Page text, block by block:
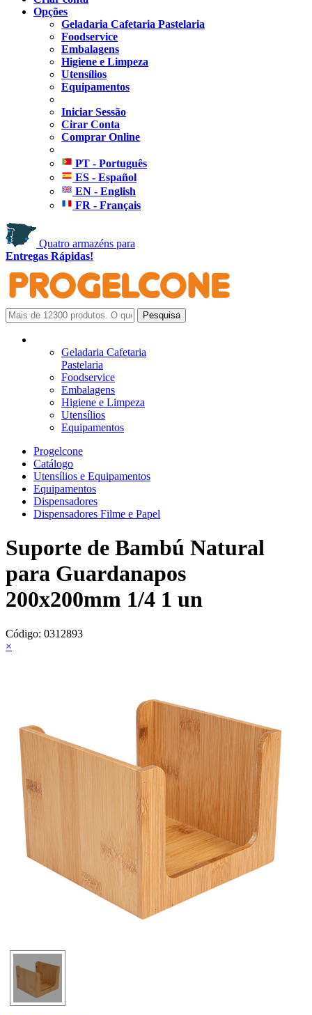
Opções
Geladaria Cafetaria Pastelaria
Foodservice
Embalagens
Higiene e Limpeza
Utensílios
Equipamentos
Iniciar Sessão
Cirar Conta
Comprar Online
PT - Português
ES - Español
EN - English
FR - Français
Quatro armazéns para
Entregas Rápidas!
Geladaria Cafetaria
Pastelaria
Foodservice
Embalagens
Higiene e Limpeza
Utensílios
Equipamentos
Progelcone
Catálogo
Utensílios e Equipamentos
Equipamentos
Dispensadores
Dispensadores Filme e Papel
Suporte de Bambú Natural
para Guardanapos
200x200mm 1/4 1 un
Código: 0312893
×